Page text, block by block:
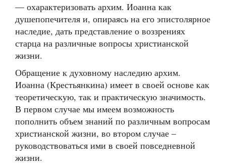
— охарактеризовать архим. Иоанна как
душепопечителя и, опираясь на его эпистолярное
наследие, дать представление о воззрениях
старца на различные вопросы христианской
жизни.
Обращение к духовному наследию архим.
Иоанна (Крестьянкина) имеет в своей основе как
теоретическую, так и практическую значимость.
В первом случае мы имеем возможность
пополнить объем знаний по различным вопросам
христианской жизни, во втором случае –
руководствоваться ими в своей повседневной
жизни.